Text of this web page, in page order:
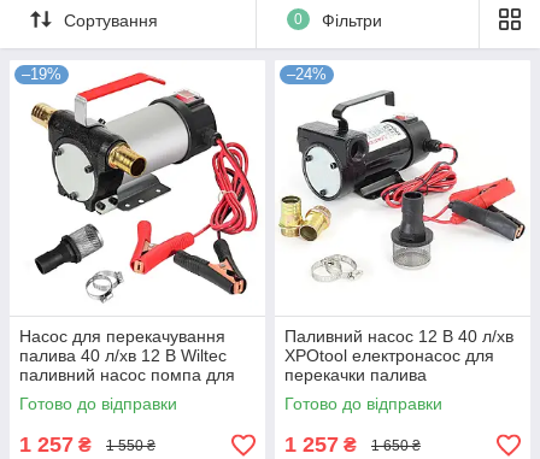
Сортування 0 Фільтри
–19%
Насос для перекачування
палива 40 л/хв 12 В Wiltec
паливний насос помпа для
відкачування палива насоси
для палива помпа паливна
Готово до відправки
1 257 ₴ 1 550 ₴
–24%
Паливний насос 12 В 40 л/хв
XPOtool електронасос для
перекачки палива
електричний помпа для
відкачування палива насос
Готово до відправки
1 257 ₴ 1 650 ₴